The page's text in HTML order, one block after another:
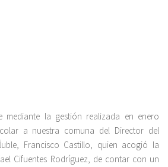
mediante la gestión realizada en enero
a nuestra comuna del Director del
Francisco Castillo, quien acogió la
Cifuentes Rodríguez, de contar con un